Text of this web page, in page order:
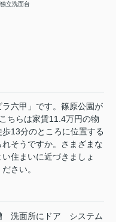
独立洗面台
六甲」です。篠原公園が
ちらは家賃11.4万円の物
13分のところに位置する
そうですか。さまざまな
住まいに近づきましょ
さい。
洗面所にドア
システム